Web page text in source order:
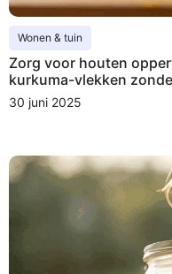
Wonen & tuin
Zorg voor houten
kurkuma-vlekken
30 juni 2025